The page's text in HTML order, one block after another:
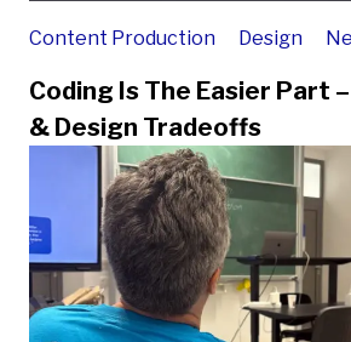
Content Production Design
Coding Is The Easier Part
& Design Tradeoffs